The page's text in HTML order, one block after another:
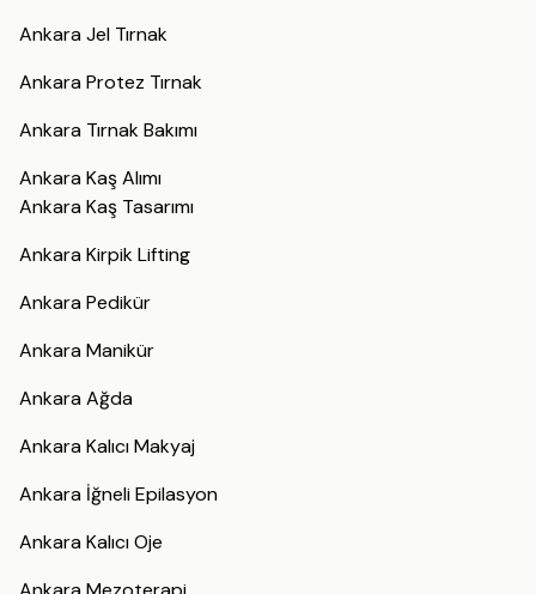
Ankara Jel Tırnak
Ankara Protez Tırnak
Ankara Tırnak Bakımı
Ankara Kaş Alımı
Ankara Kaş Tasarımı
Ankara Kirpik Lifting
Ankara Pedikür
Ankara Manikür
Ankara Ağda
Ankara Kalıcı Makyaj
Ankara İğneli Epilasyon
Ankara Kalıcı Oje